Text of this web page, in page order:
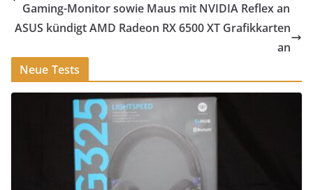
Gaming-Monitor sowie Maus mit NVIDIA Reflex an
ASUS kündigt AMD Radeon RX 6500 XT Grafikkarten
an
Neue Tests